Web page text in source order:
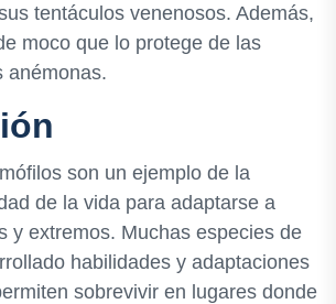
tentáculos venenosos. Además,
moco que lo protege de las
anémonas.
son un ejemplo de la
de la vida para adaptarse a
y extremos. Muchas especies de
habilidades y adaptaciones
sobrevivir en lugares donde